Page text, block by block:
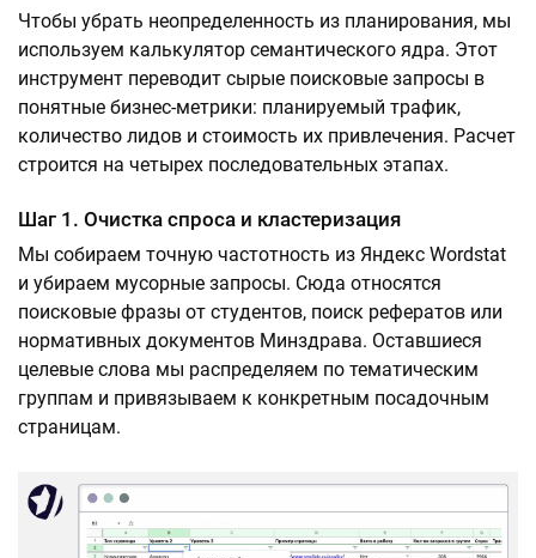
Чтобы убрать неопределенность из планирования, мы
используем калькулятор семантического ядра. Этот
инструмент переводит сырые поисковые запросы в
понятные бизнес-метрики: планируемый трафик,
количество лидов и стоимость их привлечения. Расчет
строится на четырех последовательных этапах.
Шаг 1. Очистка спроса и кластеризация
Мы собираем точную частотность из Яндекс Wordstat
и убираем мусорные запросы. Сюда относятся
поисковые фразы от студентов, поиск рефератов или
нормативных документов Минздрава. Оставшиеся
целевые слова мы распределяем по тематическим
группам и привязываем к конкретным посадочным
страницам.